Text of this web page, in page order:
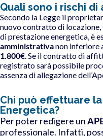
Quali sono i rischi di
Secondo la Legge il
nuovo contratto di
di prestazione energetica, è
amministrativanon inferiore
1.800€ . Se il contratto di
registrato sarà possibile
assenza di allegazione
Chi può effettuare
Energetica?
Per poter redigere un
professionale. Infatti,